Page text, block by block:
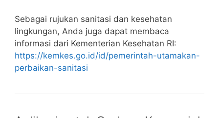
Sebagai rujukan sanitasi dan kesehatan
lingkungan, Anda juga dapat membaca
informasi dari Kementerian Kesehatan RI:
https://kemkes.go.id/id/pemerintah-utamakan-
perbaikan-sanitasi